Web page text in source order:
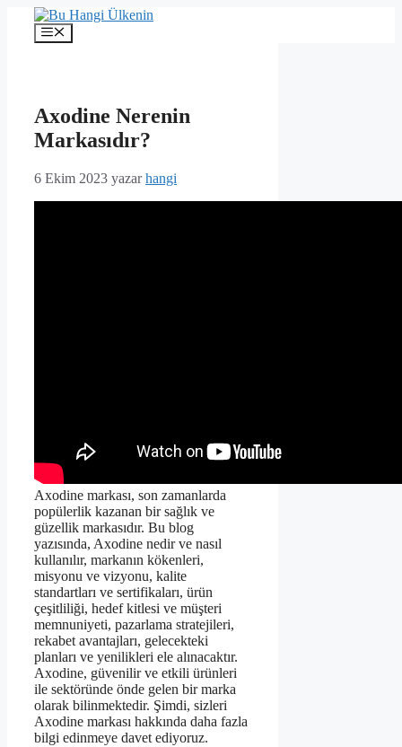
İçeriğe
Menü
Axodine Nerenin
Markasıdır?
6 Ekim 2023 yazarhangi
Axodine markası, son zamanlarda
popülerlik kazanan bir sağlık ve
güzellik markasıdır. Bu blog
yazısında, Axodine nedir ve nasıl
kullanılır, markanın kökenleri,
misyonu ve vizyonu, kalite
standartları ve sertifikaları, ürün
çeşitliliği, hedef kitlesi ve müşteri
memnuniyeti, pazarlama stratejileri,
rekabet avantajları, gelecekteki
planları ve yenilikleri ele alınacaktır.
Axodine, güvenilir ve etkili ürünleri
ile sektöründe önde gelen bir marka
olarak bilinmektedir. Şimdi, sizleri
Axodine markası hakkında daha fazla
bilgi edinmeye davet ediyoruz.